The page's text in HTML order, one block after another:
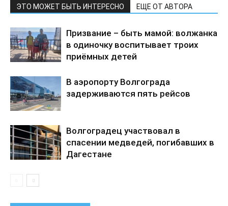
ЭТО МОЖЕТ БЫТЬ ИНТЕРЕСНО ЕЩЕ ОТ АВТОРА
Призвание – быть мамой: волжанка
в одиночку воспитывает троих
приёмных детей
В аэропорту Волгограда
задерживаются пять рейсов
Волгоградец участвовал в
спасении медведей, погибавших в
Дагестане